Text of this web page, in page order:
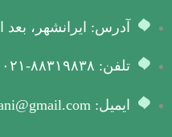
آدرس: ایرانشهر، بعد از آذر
تلفن: ۸۸۳۱۹۸۳۸-۰۲۱
ایمیل: zamanetaleghani@gmail.com